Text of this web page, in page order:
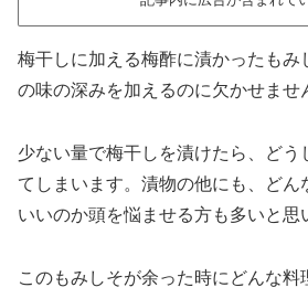
梅干しに加える梅酢に漬かったもみ
の味の深みを加えるのに欠かせませ
少ない量で梅干しを漬けたら、どう
てしまいます。漬物の他にも、どん
いいのか頭を悩ませる方も多いと思
このもみしそが余った時にどんな料